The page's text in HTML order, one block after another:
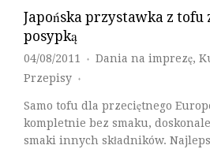
Japońska przystawka z tofu
posypką
04/08/2011 ♦ Dania na imprezę,
Przepisy
♦
Samo tofu dla przeciętnego
kompletnie bez smaku,
smaki innych składników.